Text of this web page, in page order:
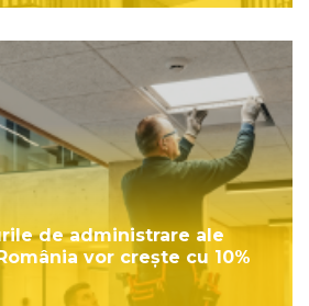
de administrare ale
vor crește cu 10%